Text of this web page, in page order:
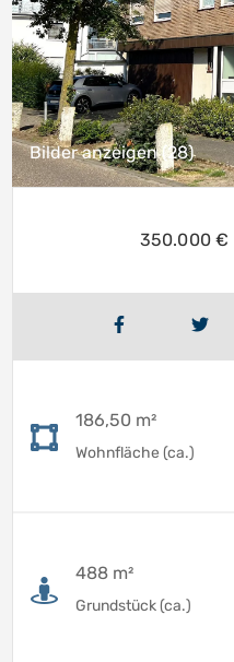
Bilder anzeigen (28)
350.000 €
186,50 m²
Wohnfläche (ca.)
488 m²
Grundstück (ca.)